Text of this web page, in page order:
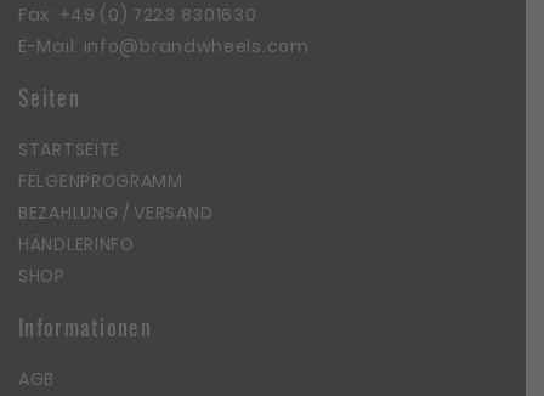
Fax: +49 (0) 7223 8301630
E-Mail: info@brandwheels.com
Seiten
STARTSEITE
FELGENPROGRAMM
BEZAHLUNG / VERSAND
HÄNDLERINFO
SHOP
Informationen
AGB